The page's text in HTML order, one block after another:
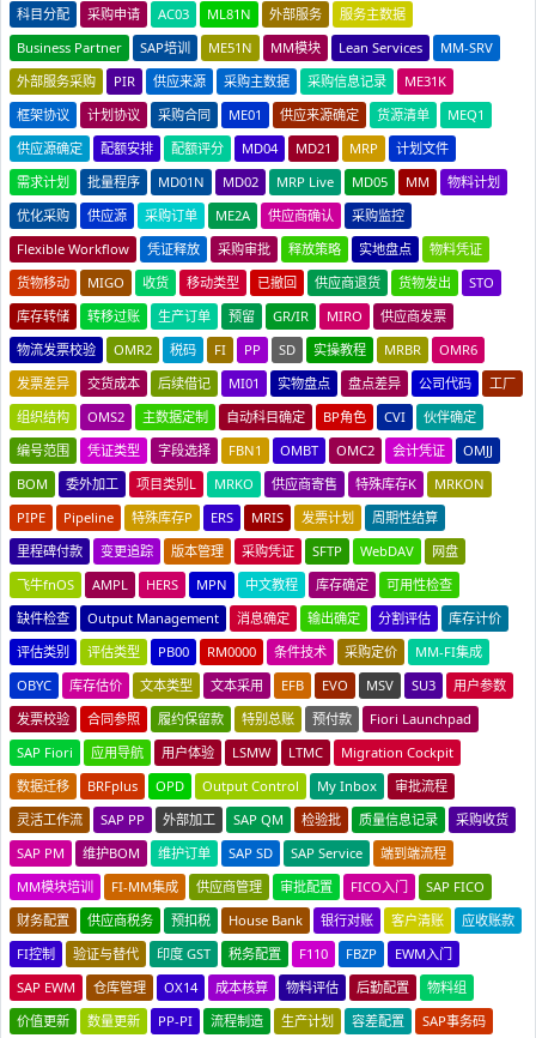
科目分配
采购申请 AC03 ML81N 外部服务
服务主数据
Business Partner
SAP培训 ME51N MM模块 Lean Services
MM-SRV
外部服务采购
PIR 供应来源 采购主数据 采购信息记录
ME31K
框架协议
计划协议 采购合同 ME01 供应来源确定 货源清单
MEQ1
供应源确定
配额安排 配额评分 MD04 MD21 MRP
计划文件
需求计划
批量程序 MD01N MD02 MRP Live MD05 MM
物料计划
优化采购
供应源 采购订单 ME2A 供应商确认
采购监控
Flexible Workflow
凭证释放 采购审批 释放策略 实地盘点
物料凭证
货物移动
MIGO 收货 移动类型 已撤回 供应商退货 货物发出
STO
库存转储
转移过账 生产订单 预留 GR/IR MIRO
供应商发票
物流发票校验
OMR2 税码 FI PP SD 实操教程 MRBR
OMR6
发票差异
交货成本 后续借记 MI01 实物盘点 盘点差异 公司代码
工厂
组织结构
OMS2 主数据定制 自动科目确定 BP角色 CVI
伙伴确定
编号范围
凭证类型 字段选择 FBN1 OMBT OMC2 会计凭证
OMJJ
BOM
委外加工 项目类别L MRKO 供应商寄售 特殊库存K
MRKON
PIPE
Pipeline 特殊库存P ERS MRIS 发票计划
周期性结算
里程碑付款
变更追踪 版本管理 采购凭证 SFTP WebDAV
网盘
飞牛fnOS
AMPL HERS MPN 中文教程 库存确定
可用性检查
缺件检查
Output Management 消息确定 输出确定 分割评估
库存计价
评估类别
评估类型 PB00 RM0000 条件技术 采购定价
MM-FI集成
OBYC
库存估价 文本类型 文本采用 EFB EVO MSV SU3
用户参数
发票校验
合同参照 履约保留款 特别总账 预付款
Fiori Launchpad
SAP Fiori
应用导航 用户体验 LSMW LTMC
Migration Cockpit
数据迁移
BRFplus OPD Output Control My Inbox
审批流程
灵活工作流
SAP PP 外部加工 SAP QM 检验批 质量信息记录
采购收货
SAP PM
维护BOM 维护订单 SAP SD SAP Service
端到端流程
MM模块培训
FI-MM集成 供应商管理 审批配置 FICO入门
SAP FICO
财务配置
供应商税务 预扣税 House Bank 银行对账 客户清账
应收账款
FI控制
验证与替代 印度 GST 税务配置 F110 FBZP
EWM入门
SAP EWM
仓库管理 OX14 成本核算 物料评估 后勤配置
物料组
价值更新
数量更新 PP-PI 流程制造 生产计划 容差配置
SAP事务码